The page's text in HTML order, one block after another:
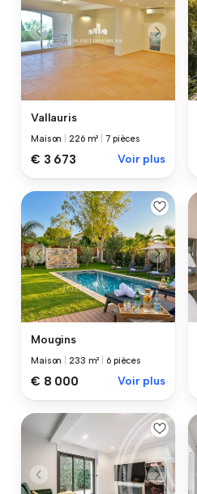
Vallauris
Maison |226 m² |7 pièces
€ 3 673 Voir plus
Mougins
Maison 233 m² 6 pièces
€ 8 000 Voir plus